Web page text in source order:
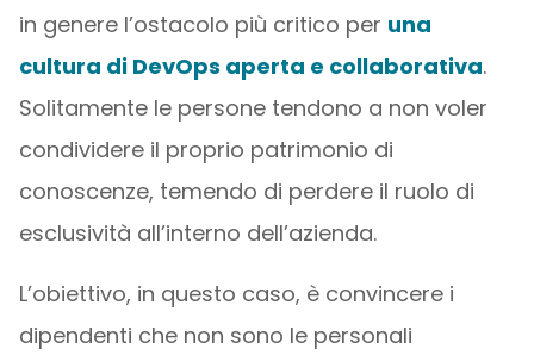
in genere l’ostacolo più critico per una
cultura di DevOps aperta e collaborativa.
Solitamente le persone tendono a non voler
condividere il proprio patrimonio di
conoscenze, temendo di perdere il ruolo di
esclusività all’interno dell’azienda.
L’obiettivo, in questo caso, è convincere i
dipendenti che non sono le personali